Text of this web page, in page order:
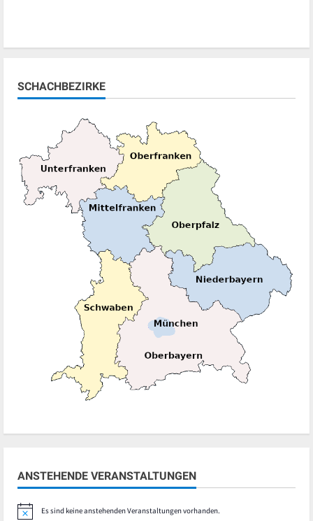
SCHACHBEZIRKE
ANSTEHENDE VERANSTALTUNGEN
HinweisEs sind keine anstehenden Veranstaltungen vorhanden.